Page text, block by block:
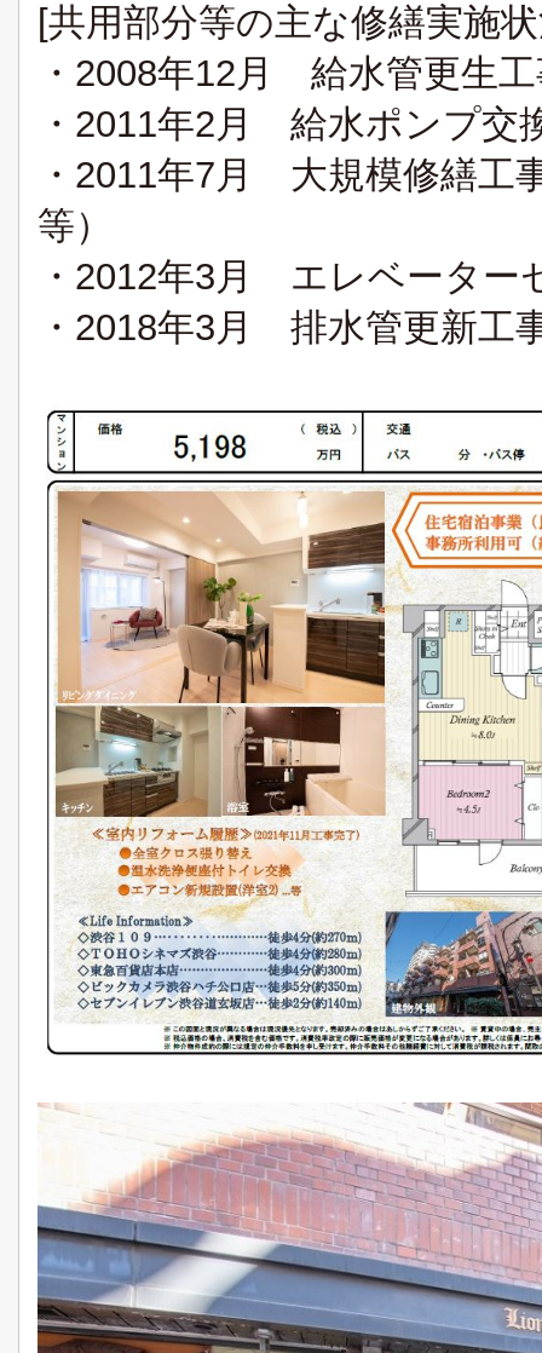
[共用部分等の主な修繕実施
・2008年12月 給水管更生
・2011年2月 給水ポンプ交
・2011年7月 大規模修繕工
等）
・2012年3月 エレベーター
・2018年3月 排水管更新工